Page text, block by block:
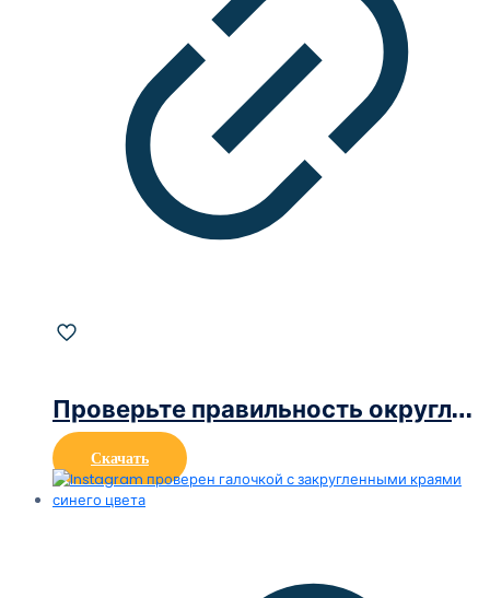
Проверьте правильность округленного зеленого значка
Скачать